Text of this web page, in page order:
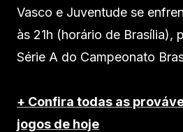
Vasco e Juventude se
às 21h (horário de Brasília),
Série A do Campeonato
+ Confira todas as
jogos de hoje